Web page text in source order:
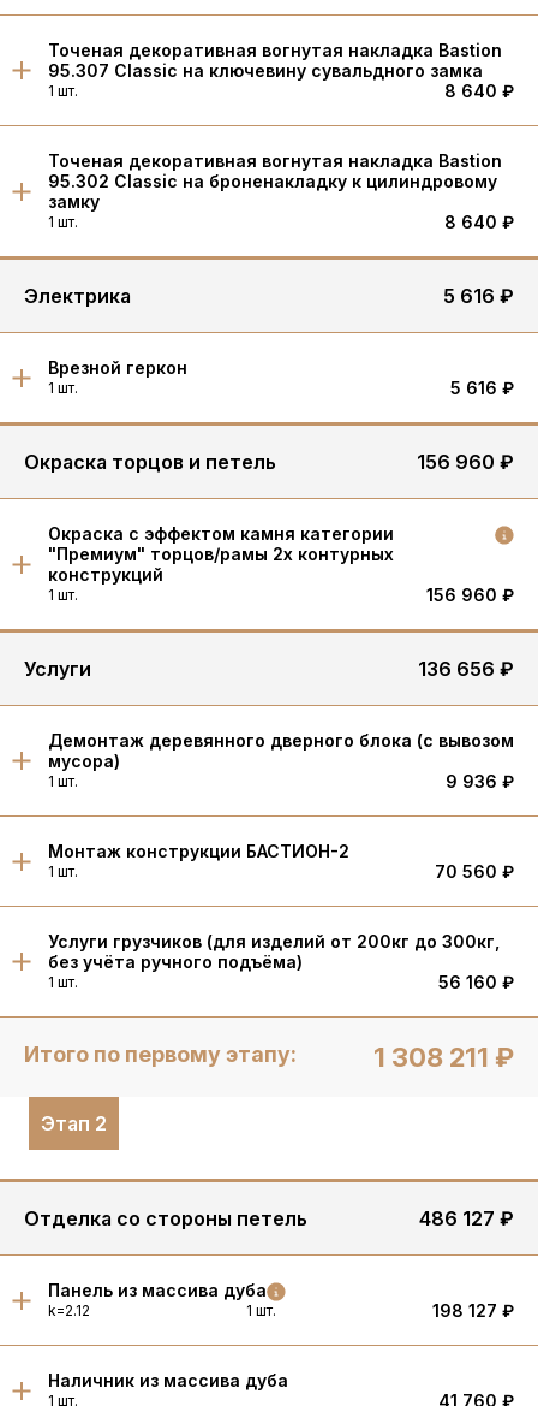
Точеная декоративная вогнутая накладка Bastion
95.307 Classic на ключевину сувальдного замка
1 шт. 8 640 ₽
Точеная декоративная вогнутая накладка Bastion
95.302 Classic на броненакладку к цилиндровому
замку
1 шт. 8 640 ₽
Электрика 5 616 ₽
Врезной геркон
1 шт. 5 616 ₽
Окраска торцов и петель 156 960 ₽
Окраска с эффектом камня категории
"Премиум" торцов/рамы 2х контурных
конструкций
1 шт. 156 960 ₽
Услуги 136 656 ₽
Демонтаж деревянного дверного блока (с вывозом
мусора)
1 шт. 9 936 ₽
Монтаж конструкции БАСТИОН-2
1 шт. 70 560 ₽
Услуги грузчиков (для изделий от 200кг до 300кг,
без учёта ручного подъёма)
1 шт. 56 160 ₽
Итого по первому этапу: 1 308 211 ₽
Этап 2
Отделка со стороны петель 486 127 ₽
Панель из массива дуба
k=2.12 1 шт. 198 127 ₽
Наличник из массива дуба
1 шт. 41 760 ₽